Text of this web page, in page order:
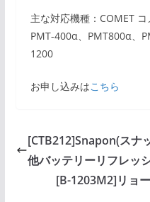
主な対応機種：COMET
PMT-400α、PMT800α、
1200
お申し込みはこちら
[CTB212]Snapon(スナ
他バッテリーリフレッ
[B-1203M2]リョ